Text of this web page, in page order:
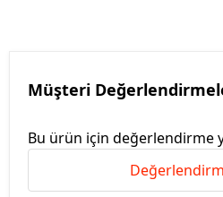
Müşteri
Bu ürün için değerlendirme